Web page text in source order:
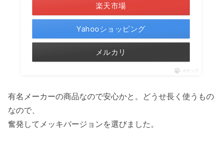
楽天市場
Yahooショッピング
メルカリ
ポチップ
有名メーカーの商品なので安心かと。どうせ長く使うもの
なので、
奮発してメッキバージョンを選びました。